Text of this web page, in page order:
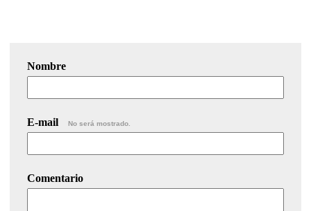
Nombre
E-mail No será mostrado.
Comentario